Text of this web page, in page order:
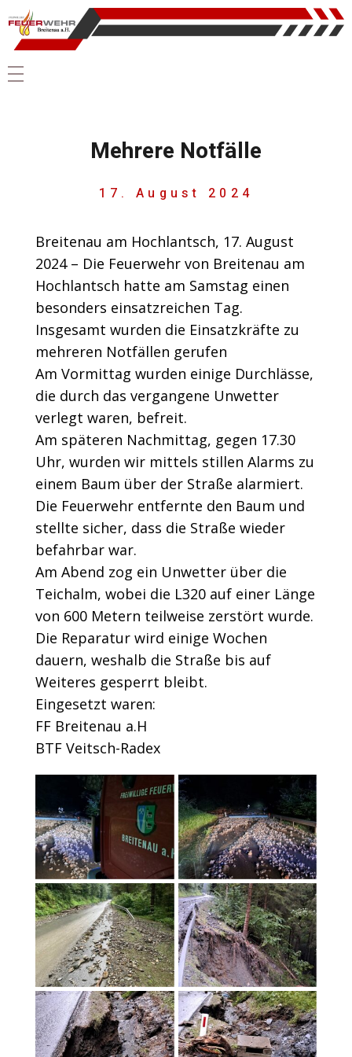
Mehrere Notfälle
17. August 2024
Breitenau am Hochlantsch, 17. August
2024 – Die Feuerwehr von Breitenau am
Hochlantsch hatte am Samstag einen
besonders einsatzreichen Tag.
Insgesamt wurden die Einsatzkräfte zu
mehreren Notfällen gerufen
Am Vormittag wurden einige Durchlässe,
die durch das vergangene Unwetter
verlegt waren, befreit.
Am späteren Nachmittag, gegen 17.30
Uhr, wurden wir mittels stillen Alarms zu
einem Baum über der Straße alarmiert.
Die Feuerwehr entfernte den Baum und
stellte sicher, dass die Straße wieder
befahrbar war.
Am Abend zog ein Unwetter über die
Teichalm, wobei die L320 auf einer Länge
von 600 Metern teilweise zerstört wurde.
Die Reparatur wird einige Wochen
dauern, weshalb die Straße bis auf
Weiteres gesperrt bleibt.
Eingesetzt waren:
FF Breitenau a.H
BTF Veitsch-Radex